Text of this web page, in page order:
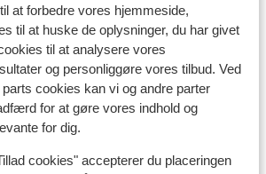
at forbedre vores hjemmeside,
til at huske de oplysninger, du har givet
til at analysere vores
og personliggøre vores tilbud. Ved
cookies kan vi og andre parter
for at gøre vores indhold og
for dig.
cookies" accepterer du placeringen
undervisning